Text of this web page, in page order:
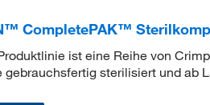
CompletePAK™
ist eine Reihe von
sterilisiert und ab